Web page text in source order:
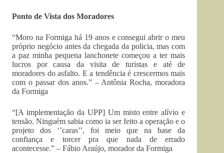
Ponto de Vista dos Moradores
“Moro na Formiga há 19 anos e consegui abrir o meu
próprio negócio antes da chegada da policia, mas com
a paz minha pequena lanchonete começou a ter mais
lucros por causa da visita de turistas e até de
moradores do asfalto. E a tendência é crescermos mais
com o passar dos anos.” – Antônia Rocha, moradora
da Formiga
“[A implementação da UPP] Um misto entre alívio e
tensão. Ninguém sabia como ia ser feito a operação e o
projeto dos ‘’caras’’, foi meio que na base da
confiança e torcer pra que nada de errado
acontecesse.” – Fábio Araújo, morador da Formiga